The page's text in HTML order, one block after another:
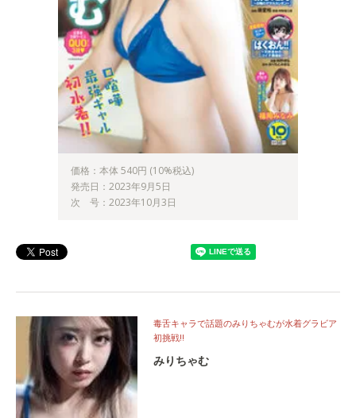
価格：本体 540円 (10%税込)
発売日：2023年9月5日
次 号：2023年10月3日
毒舌キャラで話題のみりちゃむが水着グラビア
初挑戦‼
みりちゃむ